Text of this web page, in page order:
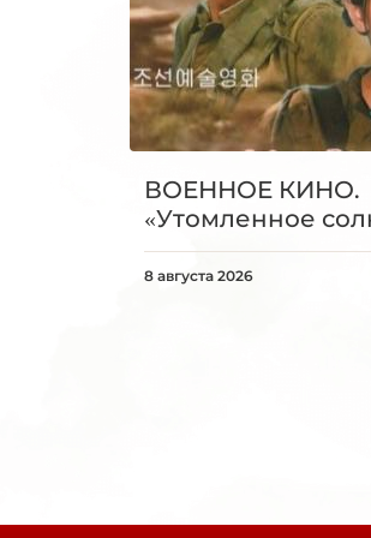
ВОЕННОЕ КИНО.
«Утомленное
8 августа 2026